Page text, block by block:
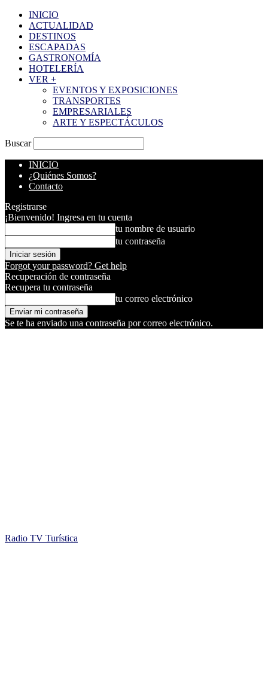
INICIO
ACTUALIDAD
DESTINOS
ESCAPADAS
GASTRONOMÍA
HOTELERÍA
VER +
EVENTOS Y EXPOSICIONES
TRANSPORTES
EMPRESARIALES
ARTE Y ESPECTÁCULOS
Buscar
INICIO
¿Quiénes Somos?
Contacto
Registrarse
¡Bienvenido! Ingresa en tu cuenta
tu nombre de usuario
tu contraseña
Forgot your password? Get help
Recuperación de contraseña
Recupera tu contraseña
tu correo electrónico
Se te ha enviado una contraseña por correo electrónico.
Radio TV Turística